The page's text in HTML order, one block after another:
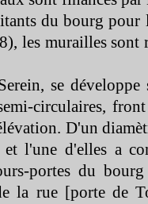
du bourg
les murailles sont
se
circulaires,
D'un
et l'une d'elles a
portes du
la rue [porte de